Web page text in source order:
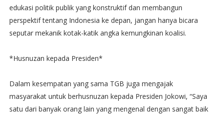
edukasi politik publik yang konstruktif dan membangun
perspektif tentang Indonesia ke depan, jangan hanya bicara
seputar mekanik kotak-katik angka kemungkinan koalisi.
*Husnuzan kepada Presiden*
Dalam kesempatan yang sama TGB juga mengajak
masyarakat untuk berhusnuzan kepada Presiden Jokowi, “Saya
satu dari banyak orang lain yang mengenal dengan sangat baik